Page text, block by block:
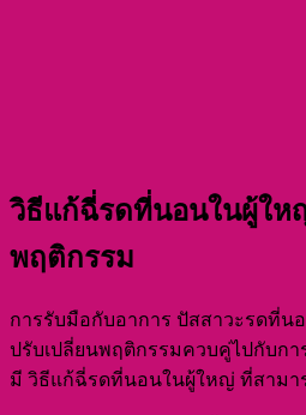
วิธีแก้ฉี่รดที่นอนในผู้ให
พฤติกรรม
การรับมือกับอาการ ปัสสาวะรดที่น
ปรับเปลี่ยนพฤติกรรมควบคู่ไปกับกา
มี วิธีแก้ฉี่รดที่นอนในผู้ใหญ่ ที่สามา